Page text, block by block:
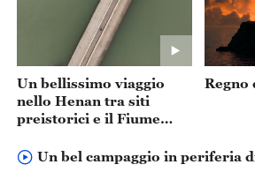
Un bellissimo viaggio
nello Henan tra siti
preistorici e il Fiume
Regno
Un bel campaggio in periferia